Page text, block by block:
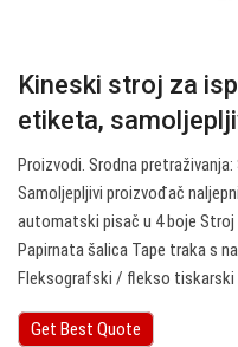
Kineski stroj za
etiketa,
Proizvodi. Srodna
Samoljepljivi proizvođač
automatski pisač u 4 boje
Papirnata šalica Tape traka s
Fleksografski / flekso tiskarski
Get Best Quote